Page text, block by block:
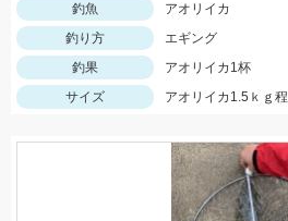
釣魚
アオリイカ
釣り方
エギング
釣果
アオリイカ1杯
サイズ
アオリイカ1.5ｋｇ程